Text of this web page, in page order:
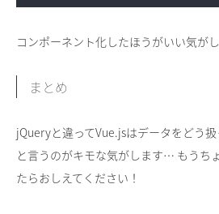
コンポーネント化したほうがいい気が
まとめ
jQueryと違ってVue.jsはデータをどう
と言うのがキモな気がします… もうち
たらおしえてください！